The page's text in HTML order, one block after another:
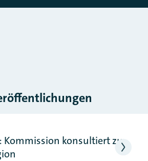
Kommission konsultiert zu